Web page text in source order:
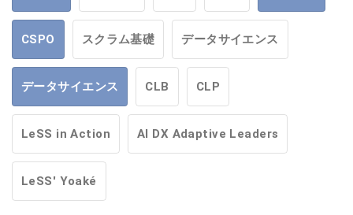
CSPO スクラム基礎 データサイエンス
データサイエンス CLB CLP
LeSS in Action AI DX Adaptive Leaders
LeSS' Yoaké